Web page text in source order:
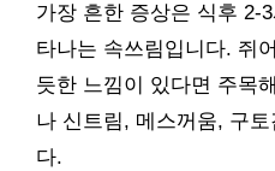
가장 흔한 증상은 식후 2-
타나는 속쓰림입니다. 쥐
듯한 느낌이 있다면 주목
나 신트림, 메스꺼움, 구
다.